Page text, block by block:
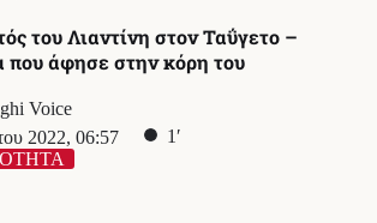
του Λιαντίνη στον Ταΰγετο –
που άφησε στην κόρη του
Voice
2022, 06:57
1′